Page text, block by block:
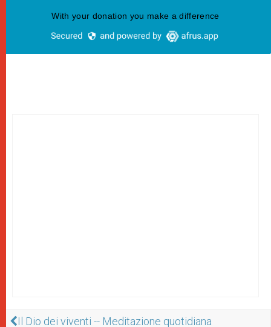
Il Dio dei viventi -- Meditazione quotidiana